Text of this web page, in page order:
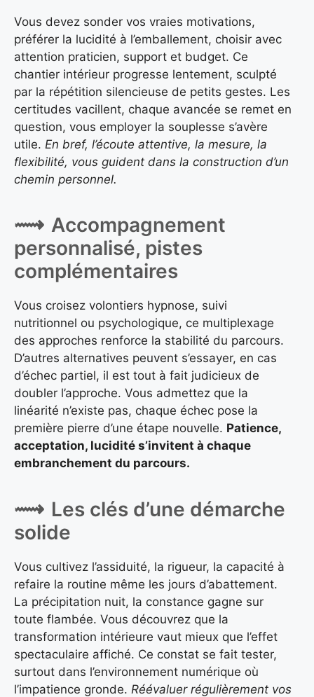
Vous devez sonder vos vraies motivations,
préférer la lucidité à l’emballement, choisir avec
attention praticien, support et budget. Ce
chantier intérieur progresse lentement, sculpté
par la répétition silencieuse de petits gestes. Les
certitudes vacillent, chaque avancée se remet en
question, vous employer la souplesse s’avère
utile. En bref, l’écoute attentive, la mesure, la
flexibilité, vous guident dans la construction d’un
chemin personnel.
Accompagnement
personnalisé, pistes
complémentaires
Vous croisez volontiers hypnose, suivi
nutritionnel ou psychologique, ce multiplexage
des approches renforce la stabilité du parcours.
D’autres alternatives peuvent s’essayer, en cas
d’échec partiel, il est tout à fait judicieux de
doubler l’approche. Vous admettez que la
linéarité n’existe pas, chaque échec pose la
première pierre d’une étape nouvelle. Patience,
acceptation, lucidité s’invitent à chaque
embranchement du parcours.
Les clés d’une démarche
solide
Vous cultivez l’assiduité, la rigueur, la capacité à
refaire la routine même les jours d’abattement.
La précipitation nuit, la constance gagne sur
toute flambée. Vous découvrez que la
transformation intérieure vaut mieux que l’effet
spectaculaire affiché. Ce constat se fait tester,
surtout dans l’environnement numérique où
l’impatience gronde. Réévaluer régulièrement vos